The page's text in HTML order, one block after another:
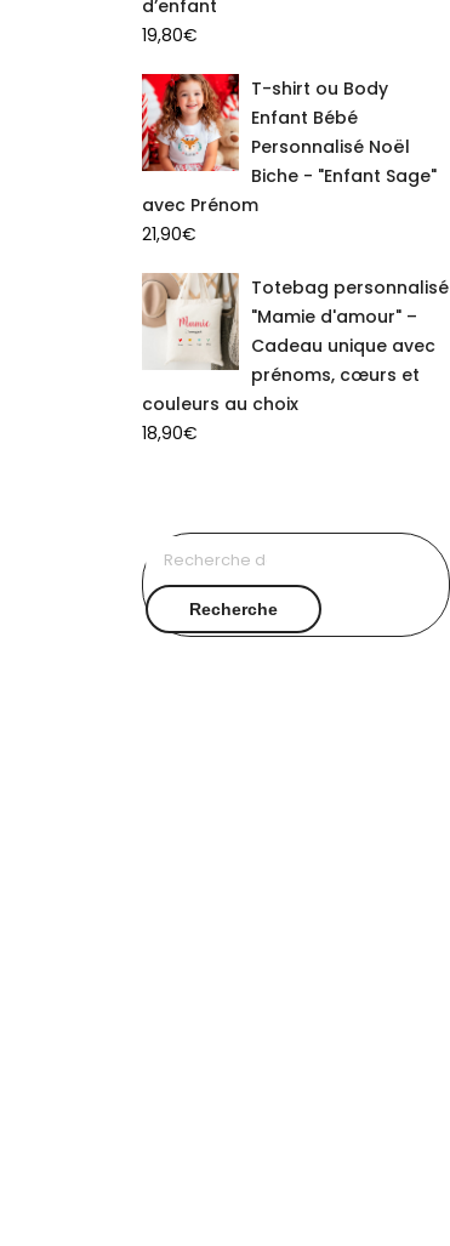
d’enfant
19,80€
T-shirt ou Body
Enfant Bébé
Personnalisé Noël
Biche - "Enfant Sage"
avec Prénom
21,90€
Totebag personnalisé
"Mamie d'amour" –
Cadeau unique avec
prénoms, cœurs et
couleurs au choix
18,90€
pour :
Recherche